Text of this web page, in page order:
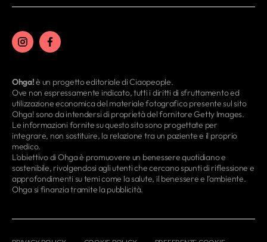
Ohga!è un progetto editoriale di Ciaopeople.
Ove non espressamente indicato, tutti i diritti di sfruttamento ed
utilizzazione economica del materiale fotografico presente sul sito
Ohga! sono da intendersi di proprietà del fornitore Getty Images.
Le informazioni fornite su questo sito sono progettate per
integrare, non sostituire, la relazione tra un paziente e il proprio
medico.
L’obiettivo di Ohga è promuovere un benessere quotidiano e
sostenibile, rivolgendosi agli utenti che cercano spunti di riflessione e
approfondimenti su temi come la salute, il benessere e l’ambiente.
Ohga si finanzia tramite la pubblicità.